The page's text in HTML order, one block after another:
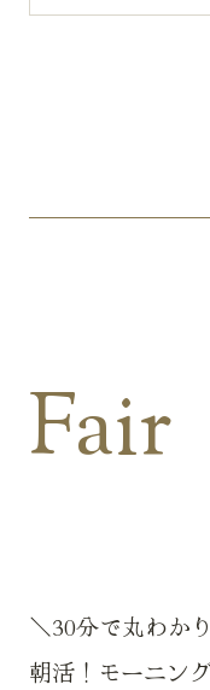
Fair
＼30分で丸わか
朝活！モーニン